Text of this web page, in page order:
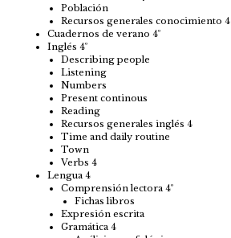
Población
Recursos generales conocimiento 4
Cuadernos de verano 4º
Inglés 4º
Describing people
Listening
Numbers
Present continous
Reading
Recursos generales inglés 4
Time and daily routine
Town
Verbs 4
Lengua 4
Comprensión lectora 4º
Fichas libros
Expresión escrita
Gramática 4